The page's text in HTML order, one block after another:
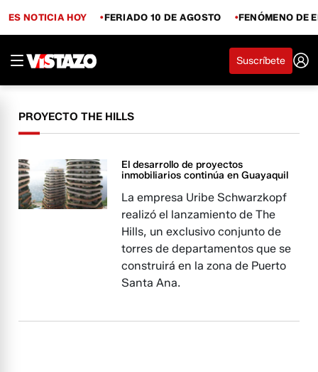
ES NOTICIA HOY FERIADO 10 DE AGOSTO FENÓMENO DE
Suscríbete
PROYECTO THE HILLS
El desarrollo de proyectos
inmobiliarios continúa en Guayaquil
La empresa Uribe Schwarzkopf
realizó el lanzamiento de The
Hills, un exclusivo conjunto de
torres de departamentos que se
construirá en la zona de Puerto
Santa Ana.